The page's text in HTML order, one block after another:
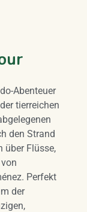
Abenteuer
tierreichen
den Strand
über Flüsse,
Perfekt
der